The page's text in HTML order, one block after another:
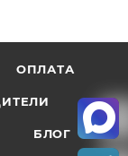
ОПЛАТА
БЛОГ